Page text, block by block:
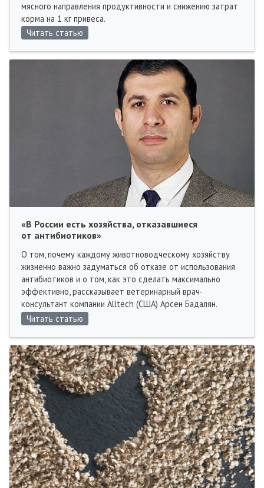
мясного направления продуктивности и снижению затрат
корма на 1 кг привеса.
Читать статью
«В России есть хозяйства, отказавшиеся
от антибиотиков»
О том, почему каждому животноводческому хозяйству
жизненно важно задуматься об отказе от использования
антибиотиков и о том, как это сделать максимально
эффективно, рассказывает ветеринарный врач-
консультант компании Alltech (США) Арсен Бадалян.
Читать статью